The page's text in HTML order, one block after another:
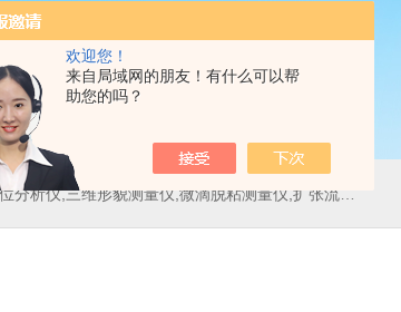
欢迎您！
来自局域网的朋友！有什么可以帮
助您的吗？
仪,微滴脱粘测量仪,扩张流变测量仪,刀具测量仪,多重光散射仪